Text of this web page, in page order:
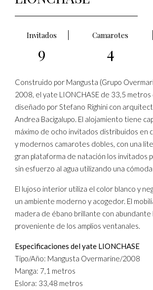
Invitados Camarotes
9 4
Construido por Mangusta (Grupo
2008, el yate LIONCHASE de 33,5
diseñado por Stefano Righini con
Andrea Bacigalupo. El alojamiento tiene
máximo de ocho invitados distribuidos en
y modernos camarotes dobles, con una
gran plataforma de natación los invitados
sin esfuerzo al agua utilizando una
El lujoso interior utiliza el color blanco y
un ambiente moderno y acogedor. El
madera de ébano brillante con abundante
proveniente de los amplios ventanales.
Especificaciones del yate LIONCHASE
Tipo/Año: Mangusta Overmarine/2008
Manga: 7,1 metros
Eslora: 33,48 metros